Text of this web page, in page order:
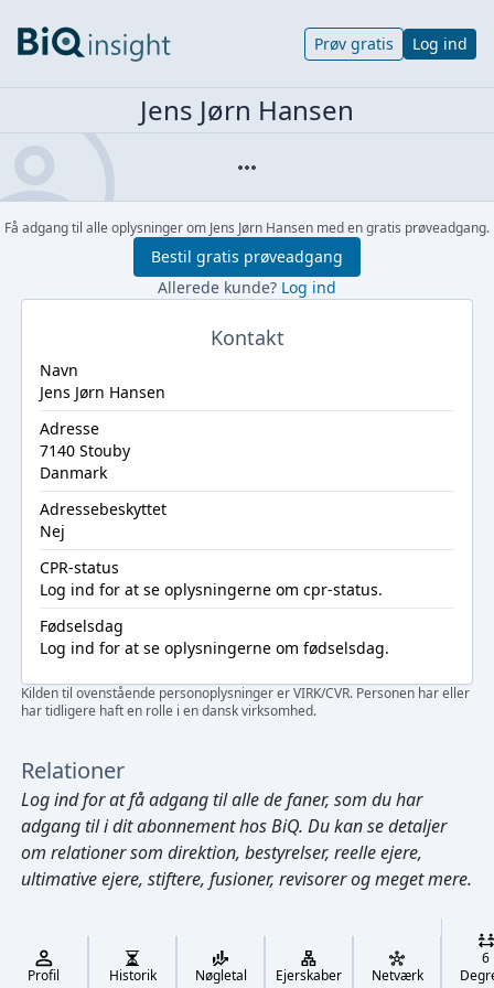
Cmd/Ctrl + K
Prøv gratis Log ind
Jens Jørn Hansen
Få adgang til alle oplysninger om Jens Jørn Hansen med en gratis prøveadgang.
Bestil gratis prøveadgang
Allerede kunde? Log ind
Kontakt
Navn
Jens Jørn Hansen
Adresse
7140 Stouby
Danmark
Adressebeskyttet
Nej
CPR-status
Log ind for at se oplysningerne om cpr-status.
Fødselsdag
Log ind for at se oplysningerne om fødselsdag.
Kilden til ovenstående personoplysninger er VIRK/CVR. Personen har eller
har tidligere haft en rolle i en dansk virksomhed.
Relationer
Log indfor at få adgang til alle de faner, som du har
adgang til i dit abonnement hos BiQ. Du kan se detaljer
om relationer som direktion, bestyrelser, reelle ejere,
ultimative ejere, stiftere, fusioner, revisorer og meget mere.
Profil Historik Nøgletal Ejerskaber Netværk
6